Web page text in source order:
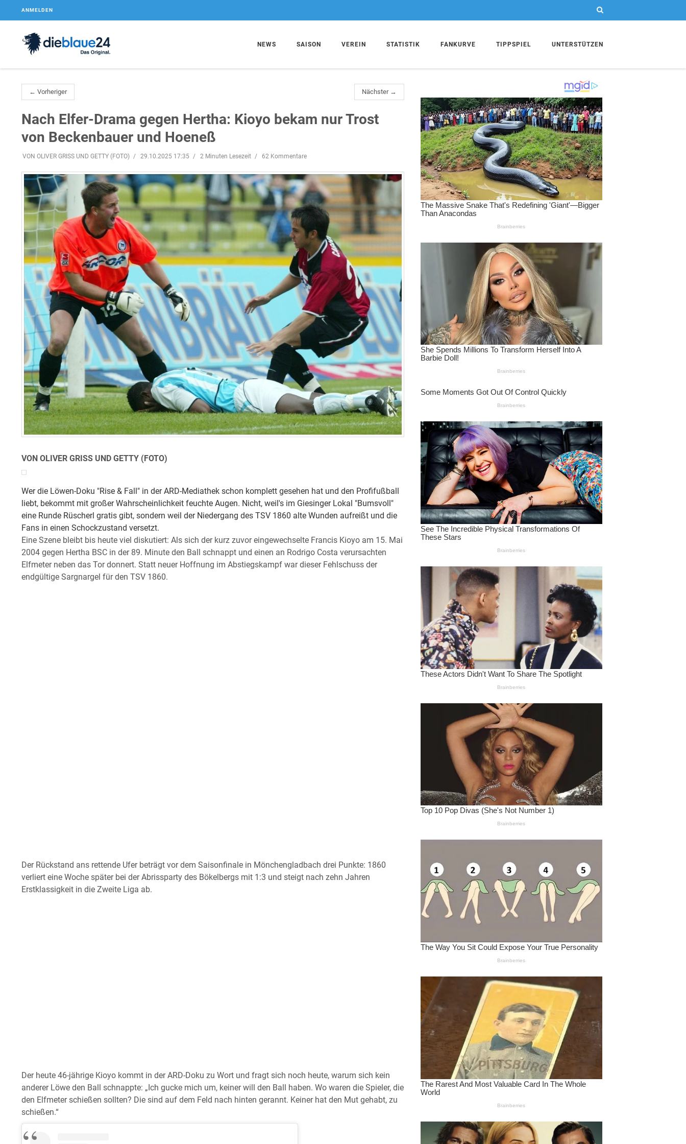
ANMELDEN
NEWS SAISON VEREIN STATISTIK FANKURVE TIPPSPIEL UNTERSTÜTZEN
← Vorheriger Nächster →
Nach Elfer-Drama gegen Hertha: Kioyo bekam nur Trost
von Beckenbauer und Hoeneß
VON OLIVER GRISS UND GETTY (FOTO) 29.10.2025 17:35 2 Minuten Lesezeit 62 Kommentare
VON OLIVER GRISS UND GETTY (FOTO)
Wer die Löwen-Doku "Rise & Fall" in der ARD-Mediathek schon komplett gesehen hat und den Profifußball
liebt, bekommt mit großer Wahrscheinlichkeit feuchte Augen. Nicht, weil's im Giesinger Lokal "Bumsvoll"
eine Runde Rüscherl gratis gibt, sondern weil der Niedergang des TSV 1860 alte Wunden aufreißt und die
Fans in einen Schockzustand versetzt.
Eine Szene bleibt bis heute viel diskutiert: Als sich der kurz zuvor eingewechselte Francis Kioyo am 15. Mai
2004 gegen Hertha BSC in der 89. Minute den Ball schnappt und einen an Rodrigo Costa verursachten
Elfmeter neben das Tor donnert. Statt neuer Hoffnung im Abstiegskampf war dieser Fehlschuss der
endgültige Sargnargel für den TSV 1860.
Der Rückstand ans rettende Ufer beträgt vor dem Saisonfinale in Mönchengladbach drei Punkte: 1860
verliert eine Woche später bei der Abrissparty des Bökelbergs mit 1:3 und steigt nach zehn Jahren
Erstklassigkeit in die Zweite Liga ab.
Der heute 46-jährige Kioyo kommt in der ARD-Doku zu Wort und fragt sich noch heute, warum sich kein
anderer Löwe den Ball schnappte: „Ich gucke mich um, keiner will den Ball haben. Wo waren die Spieler, die
den Elfmeter schießen sollten? Die sind auf dem Feld nach hinten gerannt. Keiner hat den Mut gehabt, zu
schießen.“